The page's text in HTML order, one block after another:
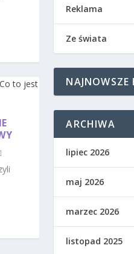
Reklama
Ze świata
NAJNOWSZE
ARCHIWA
lipiec 2026
maj 2026
marzec 2026
listopad 2025